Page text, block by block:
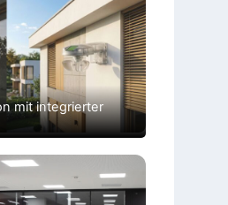
mit integrierter